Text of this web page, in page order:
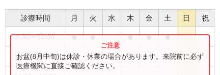
診療時間 月 火 水 木 金 土 日 祝
8:30〜12:30 ● ● ● ● ●
14:00〜16:00 ●
お盆(8月中旬)は休診・休業の場合があります。来院前に必ず
医療機関に直接ご確認ください。